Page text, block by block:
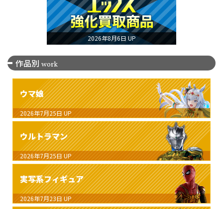
2026年8月6日 UP
作品別 work
ウマ娘
2026年7月25日 UP
ウルトラマン
2026年7月25日 UP
実写系フィギュア
2026年7月23日 UP